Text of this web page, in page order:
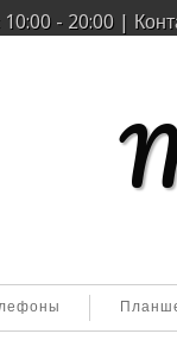
- 20:00 |